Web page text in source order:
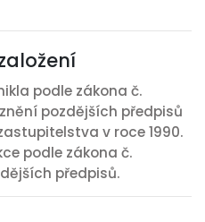
podle zákona č.
pozdějších předpisů
v roce 1990.
podle zákona č.
předpisů.